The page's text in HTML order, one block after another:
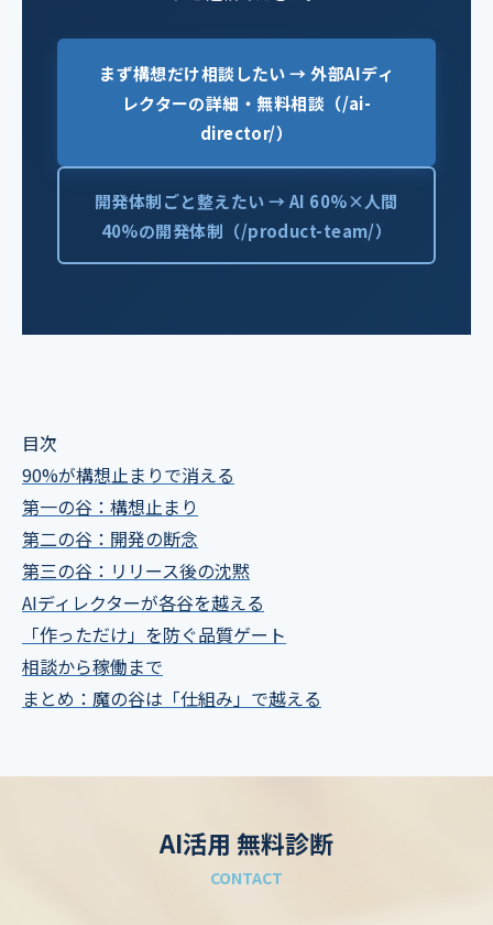
まず構想だけ相談したい → 外部AIディ
レクターの詳細・無料相談（/ai-
director/）
開発体制ごと整えたい → AI 60%×人間
40%の開発体制（/product-team/）
目次
90%が構想止まりで消える
第一の谷：構想止まり
第二の谷：開発の断念
第三の谷：リリース後の沈黙
AIディレクターが各谷を越える
「作っただけ」を防ぐ品質ゲート
相談から稼働まで
まとめ：魔の谷は「仕組み」で越える
AI活用 無料診断
CONTACT